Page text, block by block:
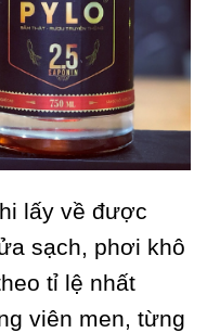
lấy về được
sạch, phơi khô
tỉ lệ nhất
viên men, từng